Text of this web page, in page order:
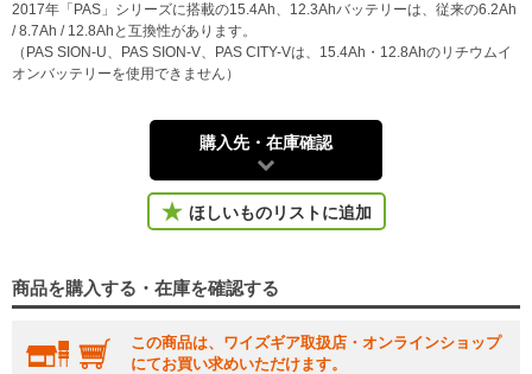
2017年「PAS」シリーズに搭載の15.4Ah、12.3Ahバッテリーは、従来の6.2Ah
/ 8.7Ah / 12.8Ahと互換性があります。
（PAS SION-U、PAS SION-V、PAS CITY-Vは、15.4Ah・12.8Ahのリチウムイ
オンバッテリーを使用できません）
購入先・在庫確認
ほしいものリストに追加
商品を購入する・在庫を確認する
この商品は、ワイズギア取扱店・オンラインショップ
にてお買い求めいただけます。